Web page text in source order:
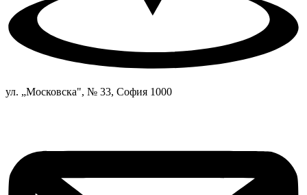
ул. „Московска", № 33, София 1000